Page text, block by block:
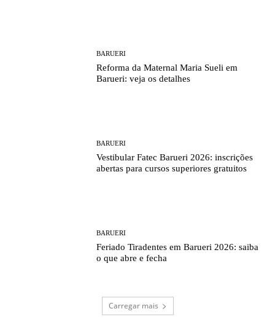
BARUERI
Reforma da Maternal Maria Sueli em
Barueri: veja os detalhes
BARUERI
Vestibular Fatec Barueri 2026: inscrições
abertas para cursos superiores gratuitos
BARUERI
Feriado Tiradentes em Barueri 2026: saiba
o que abre e fecha
Carregar mais